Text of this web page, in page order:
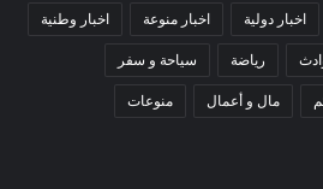
اخبار دولية اخبار منوعة اخبار وطنية
رياضة سياحة و سفر
مال و أعمال منوعات